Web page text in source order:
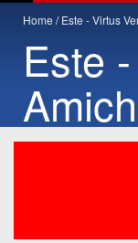
Home Este - Virtus
Este